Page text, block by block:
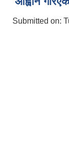
Submitted on: